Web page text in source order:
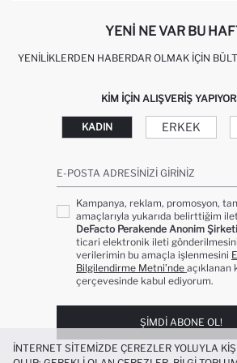
YENI NE VAR BU
YENILIKLERDEN HABERDAR OLMAK İÇIN
KIM IÇIN ALIŞVERIŞ
KADIN ERKEK
E-POSTA ADRESINIZI GIRINIZ
Kampanya, reklam, promosyon,
amaçlarıyla yukarıda belirttiğim
DeFacto Perakende Anonim Şirketi
ticari elektronik ileti
verilerimin bu amaçla işlenmesini
Bilgilendirme Metni’nde açıklanan
çerçevesinde kabul ediyorum.
ŞIMDI ABONE OL!
İNTERNET SITEMIZDE ÇEREZLER YOLUYLA